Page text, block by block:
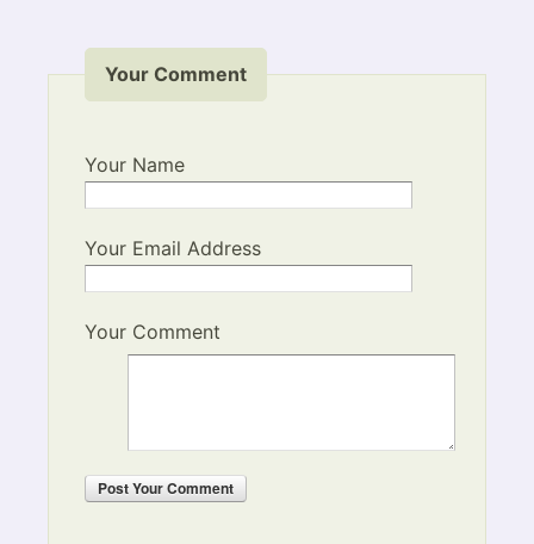
Your Comment
Your Name
Your Email Address
Your Comment
PostYour Comment